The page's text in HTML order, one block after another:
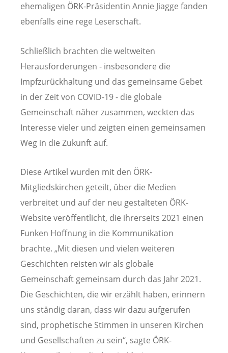
ehemaligen ÖRK-Präsidentin Annie Jiagge fanden
ebenfalls eine rege Leserschaft.
Schließlich brachten die weltweiten
Herausforderungen - insbesondere die
Impfzurückhaltung und das gemeinsame Gebet
in der Zeit von COVID-19 - die globale
Gemeinschaft näher zusammen, weckten das
Interesse vieler und zeigten einen gemeinsamen
Weg in die Zukunft auf.
Diese Artikel wurden mit den ÖRK-
Mitgliedskirchen geteilt, über die Medien
verbreitet und auf der neu gestalteten ÖRK-
Website veröffentlicht, die ihrerseits 2021 einen
Funken Hoffnung in die Kommunikation
brachte. „Mit diesen und vielen weiteren
Geschichten reisten wir als globale
Gemeinschaft gemeinsam durch das Jahr 2021.
Die Geschichten, die wir erzählt haben, erinnern
uns ständig daran, dass wir dazu aufgerufen
sind, prophetische Stimmen in unseren Kirchen
und Gesellschaften zu sein“, sagte ÖRK-